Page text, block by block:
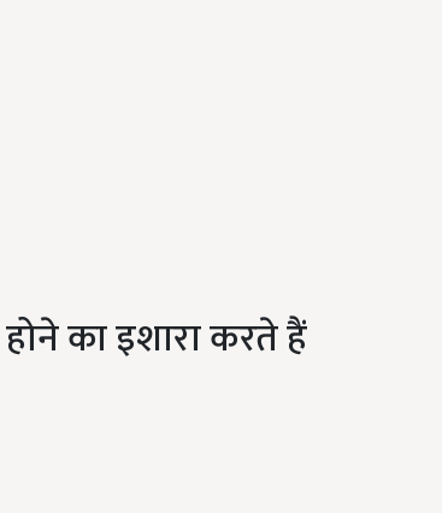
का इशारा करते हैं